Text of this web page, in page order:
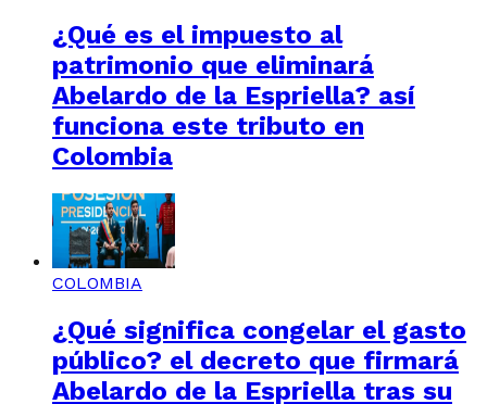
¿Qué es el impuesto al
patrimonio que eliminará
Abelardo de la Espriella? así
funciona este tributo en
Colombia
COLOMBIA
¿Qué significa congelar el gasto
público? el decreto que firmará
Abelardo de la Espriella tras su